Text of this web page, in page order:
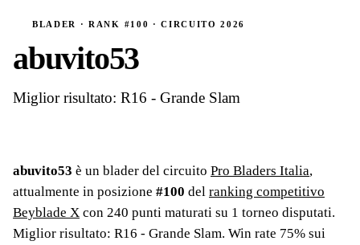
Regolamento
BLADER · RANK #100 · CIRCUITO 2026
abuvito53
Miglior risultato: R16 - Grande Slam
abuvito53 è un blader del circuito Pro Bladers Italia,
attualmente in posizione #100 del ranking competitivo
Beyblade X con 240 punti maturati su 1 torneo disputati.
Miglior risultato: R16 - Grande Slam. Win rate 75% sui